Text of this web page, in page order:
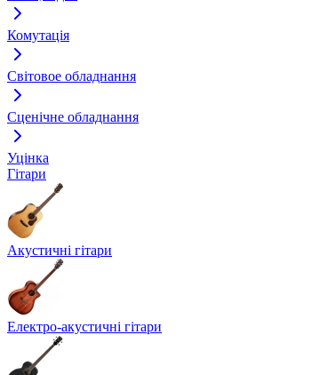
Комутація
Світовое обладнання
Сценічне обладнання
Уцінка
Гітари
Акустичні гітари
Електро-акустичні гітари